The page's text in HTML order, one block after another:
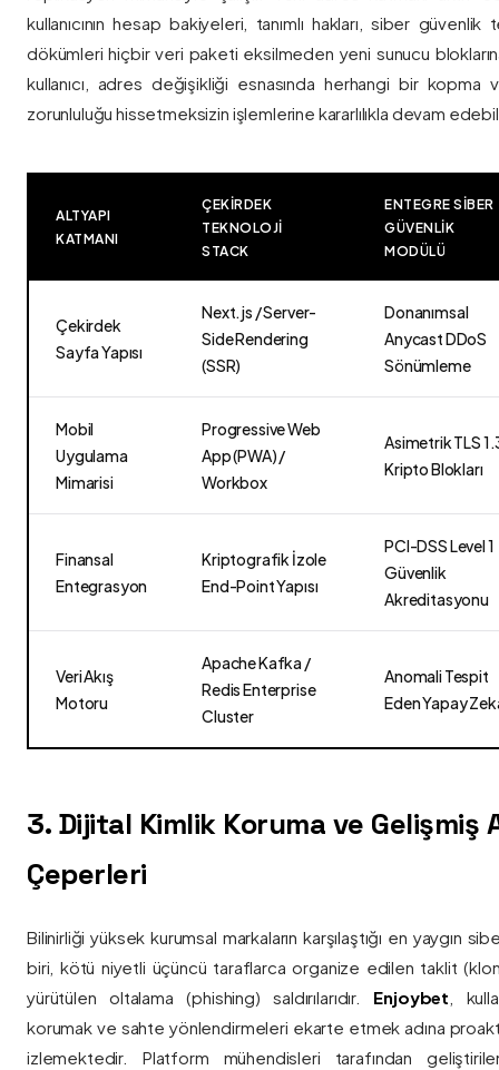
kullanıcının hesap bakiyeleri, tanımlı hakları, siber
dökümleri hiçbir veri paketi eksilmeden yeni sunucu
kullanıcı, adres değişikliği esnasında herhangi bir
zorunluluğu hissetmeksizin işlemlerine kararlılıkla devam
ALTYAPI
KATMANI
ÇEKIRDEK
TEKNOLOJI
STACK
ENTEGRE SIBER
GÜVENLIK
MODÜLÜ
Çekirdek
Sayfa Yapısı
Next.js / Server-
Side Rendering
(SSR)
Donanımsal
Anycast DDoS
Sönümleme
Mobil
Uygulama
Mimarisi
Progressive Web
App (PWA) /
Workbox
Asimetrik TLS
Kripto Blokları
Finansal
Entegrasyon
Kriptografik İzole
End-Point Yapısı
PCI-DSS Level 1
Güvenlik
Akreditasyonu
Veri Akış
Motoru
Apache Kafka /
Redis Enterprise
Cluster
Anomali Tespit
Eden Yapay
3. Dijital Kimlik Koruma ve Gelişmiş
Çeperleri
Bilinirliği yüksek kurumsal markaların karşılaştığı en yaygın
biri, kötü niyetli üçüncü taraflarca organize edilen taklit
yürütülen oltalama (phishing) saldırılarıdır. Enjoybet ,
korumak ve sahte yönlendirmeleri ekarte etmek adına
izlemektedir. Platform mühendisleri tarafından